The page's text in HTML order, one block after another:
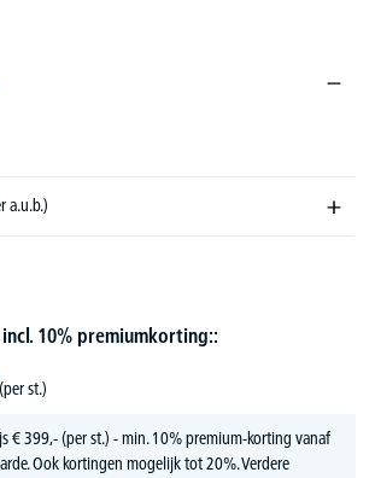
a.u.b.)
10% premiumkorting::
(per st.)
€399,-(per st.) - min. 10% premium-korting vanaf
Ook kortingen mogelijk tot 20%.Verdere